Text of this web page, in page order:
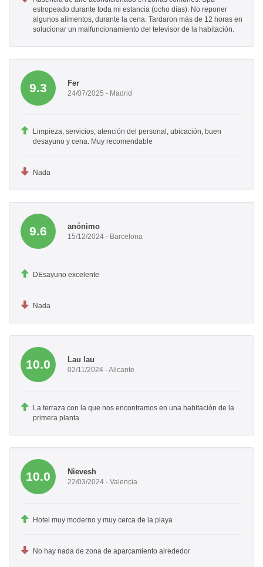
estropeado durante toda mi estancia (ocho días). No reponer
algunos alimentos, durante la cena. Tardaron más de 12 horas en
solucionar un malfuncionamiento del televisor de la habitación.
9.3 Fer
24/07/2025 - Madrid
Limpieza, servicios, atención del personal, ubicación, buen
desayuno y cena. Muy recomendable
Nada
9.6 anónimo
15/12/2024 - Barcelona
DEsayuno excelente
Nada
10.0 Lau lau
02/11/2024 - Alicante
La terraza con la que nos encontramos en una habitación de la
primera planta
10.0 Nievesh
22/03/2024 - Valencia
Hotel muy moderno y muy cerca de la playa
No hay nada de zona de aparcamiento alrededor